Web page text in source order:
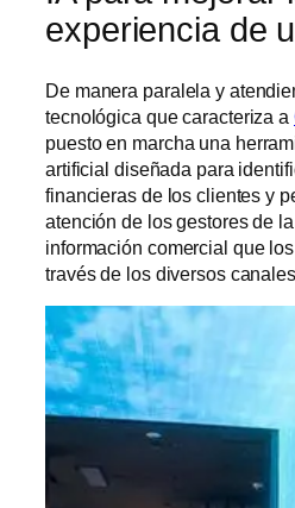
experiencia de
De manera paralela y
tecnológica que caracteriza a
puesto en marcha una
artificial diseñada para
financieras de los clientes y
atención de los gestores de
información comercial que
través de los diversos